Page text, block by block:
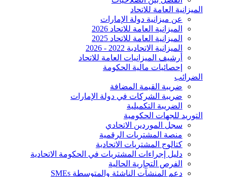
الميزانية العامة للاتحاد
عن ميزانية دولة الإمارات
الميزانية العامة للاتحاد 2026
الميزانية العامة للاتحاد 2025
الميزانية الاتحادية 2022 - 2026
أرشيف الميزانيات العامة للاتحاد
إحصائيات مالية الحكومة
الضرائب
ضريبة القيمة المضافة
ضريبة الشركات في دولة الإمارات
الضريبة التكميلية
التوريد للجهات الحكومية
سجل الموردين الاتحادي
منصة المشتريات الرقمية
كتالوج المشتريات الاتحادية
دليل إجراءات المشتريات في الحكومة الاتحادية
الفرص التجارية الحالية
دعم المنشآت الناشئة والمتوسطة SMEs